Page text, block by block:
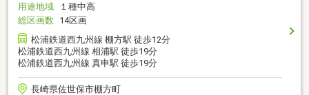
用途地域
１種中高
総区画数 14区画
松浦鉄道西九州線 棚方駅 徒歩12分
松浦鉄道西九州線 相浦駅 徒歩19分
松浦鉄道西九州線 真申駅 徒歩19分
長崎県佐世保市棚方町